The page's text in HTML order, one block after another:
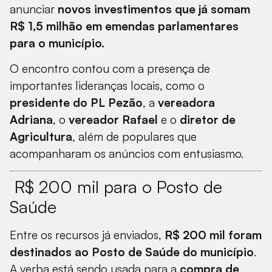
anunciar novos investimentos que já somam
R$ 1,5 milhão em emendas parlamentares
para o município.
O encontro contou com a presença de
importantes lideranças locais, como o
presidente do PL Pezão, a vereadora
Adriana, o vereador Rafael e o diretor de
Agricultura, além de populares que
acompanharam os anúncios com entusiasmo.
R$ 200 mil para o Posto de
Saúde
Entre os recursos já enviados, R$ 200 mil foram
destinados ao Posto de Saúde do município.